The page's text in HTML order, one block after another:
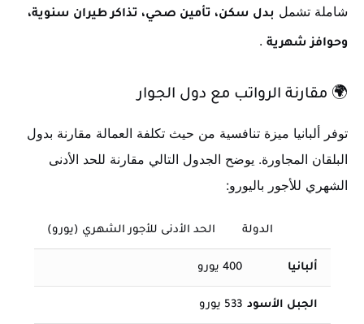
شاملة تشمل بدل سكن، تأمين صحي، تذاكر طيران سنوية،
وحوافز شهرية .
🌍 مقارنة الرواتب مع دول الجوار
توفر ألبانيا ميزة تنافسية من حيث تكلفة العمالة مقارنة بدول
البلقان المجاورة. يوضح الجدول التالي مقارنة للحد الأدنى
الشهري للأجور باليورو:
الدولة الحد الأدنى للأجور الشهري (يورو)
ألبانيا 400 يورو
الجبل الأسود 533 يورو